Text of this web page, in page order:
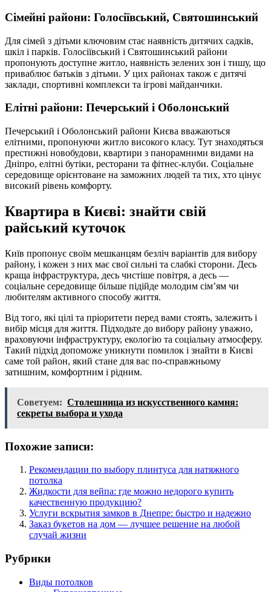
Сімейні райони: Голосіївський, Святошинський
Для сімей з дітьми ключовим стає наявність дитячих садків,
шкіл і парків. Голосіївський і Святошинський райони
пропонують доступне житло, наявність зелених зон і тишу, що
приваблює батьків з дітьми. У цих районах також є дитячі
заклади, спортивні комплекси та ігрові майданчики.
Елітні райони: Печерський і Оболонський
Печерський і Оболонський райони Києва вважаються
елітними, пропонуючи житло високого класу. Тут знаходяться
престижні новобудови, квартири з панорамними видами на
Дніпро, елітні бутіки, ресторани та фітнес-клуби. Соціальне
середовище орієнтоване на заможних людей та тих, хто цінує
високий рівень комфорту.
Квартира в Києві: знайти свій
райський куточок
Київ пропонує своїм мешканцям безліч варіантів для вибору
району, і кожен з них має свої сильні та слабкі сторони. Десь
краща інфраструктура, десь чистіше повітря, а десь —
соціальне середовище більше підійде молодим сім’ям чи
любителям активного способу життя.
Від того, які цілі та пріоритети перед вами стоять, залежить і
вибір місця для життя. Підходьте до вибору району уважно,
враховуючи інфраструктуру, екологію та соціальну атмосферу.
Такий підхід допоможе уникнути помилок і знайти в Києві
саме той район, який стане для вас по-справжньому
затишним, комфортним і рідним.
Советуем: Столешница из искусственного камня:
секреты выбора и ухода
Похожие записи:
Рекомендации по выбору плинтуса для натяжного
потолка
Жидкости для вейпа: где можно недорого купить
качественную продукцию?
Услуги вскрытия замков в Днепре: быстро и надежно
Заказ букетов на дом — лучшее решение на любой
случай жизни
Рубрики
Виды потолков